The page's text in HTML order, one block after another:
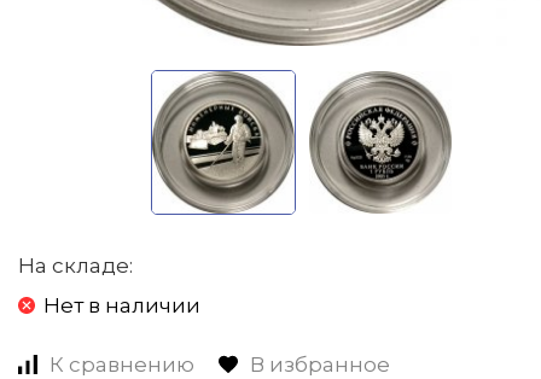
На складе:
Нет в наличии
К сравнению В избранное